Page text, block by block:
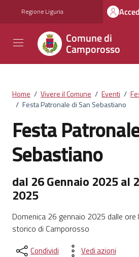
Regione Liguria
Comune di
Camporosso
Home / Vivere il Comune / Eventi /
/ Festa Patronale di San Sebastiano
Festa
Sebastiano
dal 26 Gennaio 2025 al
2025
Domenica 26 gennaio 2025 dalle
storico di Camporosso
Condividi Vedi azioni